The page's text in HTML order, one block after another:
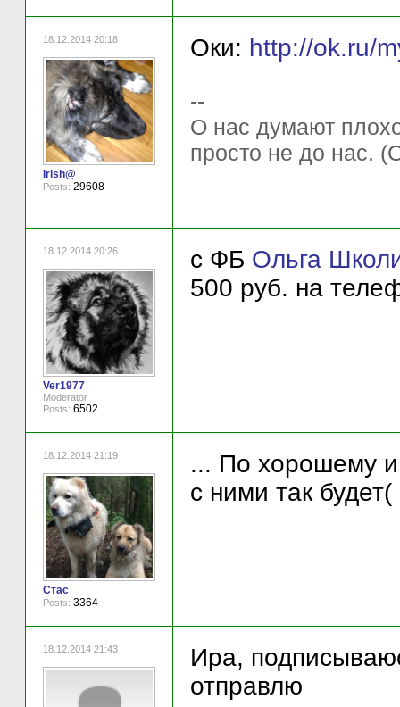
18.12.2014 20:18
Irish@
Posts: 29608
Оки: http://ok.ru/
--
О нас думают
просто не до нас.
18.12.2014 20:26
Ver1977
Moderator
Posts: 6502
c ФБ Ольга
500 руб. на
18.12.2014 21:19
Стас
Posts: 3364
... По хорошему и
с ними так будет(
18.12.2014 21:43
Ира,
отправлю